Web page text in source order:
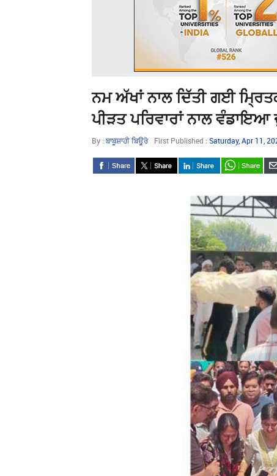
ਨਮ ਅੱਖਾਂ ਨਾਲ ਦਿੱਤੀ ਗਈ
ਪੀੜਤ ਪਰਿਵਾਰਾਂ ਨਾਲ ਵੰਡਾਇਆ
By : ਬਾਬੂਸ਼ਾਹੀ ਬਿਊਰੋ First Published : Saturday, Apr 11,